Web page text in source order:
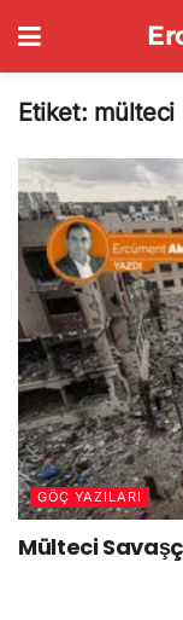
Etiket: mülteci
GÖÇ YAZILARI
Mülteci